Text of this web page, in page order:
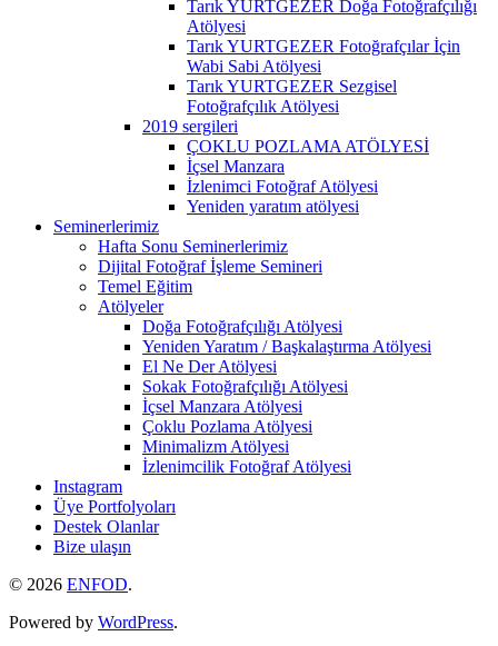
Tarık YURTGEZER Doğa Fotoğrafçılığı
Atölyesi
Tarık YURTGEZER Fotoğrafçılar İçin
Wabi Sabi Atölyesi
Tarık YURTGEZER Sezgisel
Fotoğrafçılık Atölyesi
2019 sergileri
ÇOKLU POZLAMA ATÖLYESİ
İçsel Manzara
İzlenimci Fotoğraf Atölyesi
Yeniden yaratım atölyesi
Seminerlerimiz
Hafta Sonu Seminerlerimiz
Dijital Fotoğraf İşleme Semineri
Temel Eğitim
Atölyeler
Doğa Fotoğrafçılığı Atölyesi
Yeniden Yaratım / Başkalaştırma Atölyesi
El Ne Der Atölyesi
Sokak Fotoğrafçılığı Atölyesi
İçsel Manzara Atölyesi
Çoklu Pozlama Atölyesi
Minimalizm Atölyesi
İzlenimcilik Fotoğraf Atölyesi
Instagram
Üye Portfolyoları
Destek Olanlar
Bize ulaşın
© 2026 ENFOD.
Powered by WordPress.